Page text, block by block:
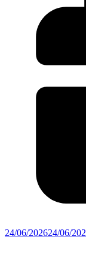
24/06/202624/06/